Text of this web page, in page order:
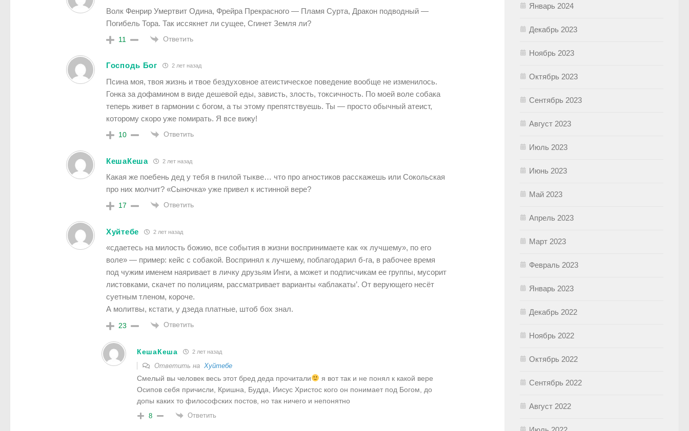
Волк Фенрир Умертвит Одина, Фрейра Прекрасного — Пламя Сурта, Дракон подводный —
Погибель Тора. Так иссякнет ли сущее, Сгинет Земля ли?
11 Ответить
Господь Бог 2 лет назад
Псина моя, твоя жизнь и твое бездуховное атеистическое поведение вообще не изменилось.
Гонка за дофамином в виде дешевой еды, зависть, злость, токсичность. По моей воле собака
теперь живет в гармонии с богом, а ты этому препятствуешь. Ты — просто обычный атеист,
которому скоро уже помирать. Я все вижу!
10 Ответить
КешаКеша 2 лет назад
Какая же поебень дед у тебя в гнилой тыкве… что про агностиков расскажешь или Сокольская
про них молчит? «Сыночка» уже привел к истинной вере?
17 Ответить
Хуйтебе 2 лет назад
«сдаетесь на милость божию, все события в жизни воспринимаете как «к лучшему», по его
воле» — пример: кейс с собакой. Воспринял к лучшему, поблагодарил б-га, в рабочее время
под чужим именем наяривает в личку друзьям Инги, а может и подписчикам ее группы, мусорит
листовками, скачет по полициям, рассматривает варианты «аблакаты’. От верующего несёт
суетным тленом, короче.
А молитвы, кстати, у дзеда платные, штоб бох знал.
23 Ответить
КешаКеша 2 лет назад
Ответить на Хуйтебе
Смелый вы человек весь этот бред деда прочитали
я вот так и не понял к какой вере
Осипов себя причисли, Кришна, Будда, Иисус Христос кого он понимает под Богом, до
допы каких то философских постов, но так ничего и непонятно
8 Ответить
Январь 2024
Декабрь 2023
Ноябрь 2023
Октябрь 2023
Сентябрь 2023
Август 2023
Июль 2023
Июнь 2023
Май 2023
Апрель 2023
Март 2023
Февраль 2023
Январь 2023
Декабрь 2022
Ноябрь 2022
Октябрь 2022
Сентябрь 2022
Август 2022